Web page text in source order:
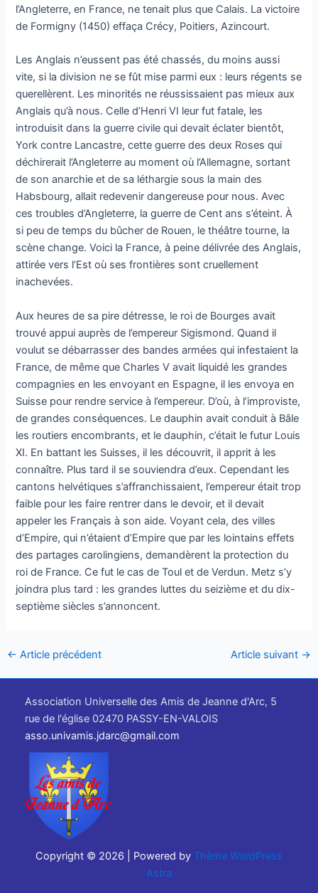
l’Angleterre, en France, ne tenait plus que Calais. La victoire
de Formigny (1450) effaça Crécy, Poitiers, Azincourt.
Les Anglais n’eussent pas été chassés, du moins aussi
vite, si la division ne se fût mise parmi eux : leurs régents se
querellèrent. Les minorités ne réussissaient pas mieux aux
Anglais qu’à nous. Celle d’Henri VI leur fut fatale, les
introduisit dans la guerre civile qui devait éclater bientôt,
York contre Lancastre, cette guerre des deux Roses qui
déchirerait l’Angleterre au moment où l’Allemagne, sortant
de son anarchie et de sa léthargie sous la main des
Habsbourg, allait redevenir dangereuse pour nous. Avec
ces troubles d’Angleterre, la guerre de Cent ans s’éteint. À
si peu de temps du bûcher de Rouen, le théâtre tourne, la
scène change. Voici la France, à peine délivrée des Anglais,
attirée vers l’Est où ses frontières sont cruellement
inachevées.
Aux heures de sa pire détresse, le roi de Bourges avait
trouvé appui auprès de l’empereur Sigismond. Quand il
voulut se débarrasser des bandes armées qui infestaient la
France, de même que Charles V avait liquidé les grandes
compagnies en les envoyant en Espagne, il les envoya en
Suisse pour rendre service à l’empereur. D’où, à l’improviste,
de grandes conséquences. Le dauphin avait conduit à Bâle
les routiers encombrants, et le dauphin, c’était le futur Louis
XI. En battant les Suisses, il les découvrit, il apprit à les
connaître. Plus tard il se souviendra d’eux. Cependant les
cantons helvétiques s’affranchissaient, l’empereur était trop
faible pour les faire rentrer dans le devoir, et il devait
appeler les Français à son aide. Voyant cela, des villes
d’Empire, qui n’étaient d’Empire que par les lointains effets
des partages carolingiens, demandèrent la protection du
roi de France. Ce fut le cas de Toul et de Verdun. Metz s’y
joindra plus tard : les grandes luttes du seizième et du dix-
septième siècles s’annoncent.
← Article précédent Article suivant →
Association Universelle des Amis de Jeanne d'Arc, 5
rue de l'église 02470 PASSY-EN-VALOIS
asso.univamis.jdarc@gmail.com
Copyright © 2026 | Powered by Thème WordPress
Astra